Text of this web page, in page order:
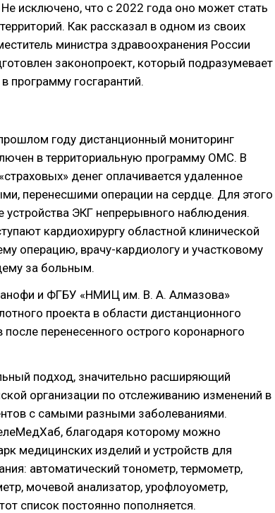
Не исключено, что с 2022 года оно может стать
Как рассказал в одном из своих
министра здравоохранения России
законопроект, который подразумевает
программу госгарантий.
году дистанционный мониторинг
в территориальную программу ОМС. В
денег оплачивается удаленное
перенесшими операции на сердце. Для этого
устройства ЭКГ непрерывного наблюдения.
кардиохирургу областной клинической
операцию, врачу-кардиологу и участковому
за больным.
и ФГБУ «НМИЦ им. В. А. Алмазова»
проекта в области дистанционного
перенесенного острого коронарного
подход, значительно расширяющий
организации по отслеживанию изменений в
с самыми разными заболеваниями.
благодаря которому можно
медицинских изделий и устройств для
автоматический тонометр, термометр,
мочевой анализатор, урофлоуометр,
список постоянно пополняется.